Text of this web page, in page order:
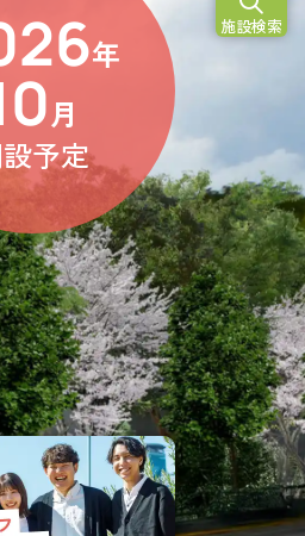
東京都世田谷
部屋を借りたい
、リハビリを受けたい
ッド等）を利用したい
ンこども園
スフル塩尻
ークの由来
加算について
地域共生
リンク集
スメント
談窓口
年
月
予定
施設検索